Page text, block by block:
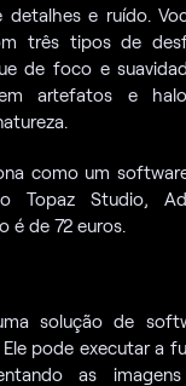
detalhes e ruído.
três tipos de
de foco e
artefatos e
como um
Topaz Studio,
é de 72 euros.
solução de
pode executar a
as